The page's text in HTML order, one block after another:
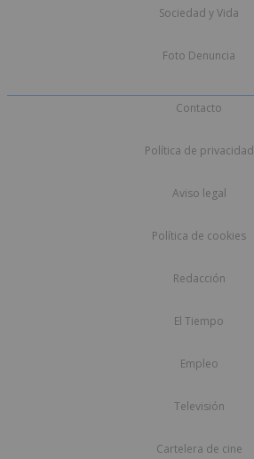
Sociedad y Vida
Foto Denuncia
Contacto
Política de privacidad
Aviso legal
Política de cookies
Redacción
El Tiempo
Empleo
Televisión
Cartelera de cine